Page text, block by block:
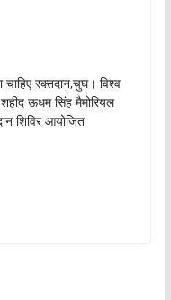
रक्तदान,चुघ। विश्व
ऊधम सिंह मैमोरियल
शिविर आयोजित